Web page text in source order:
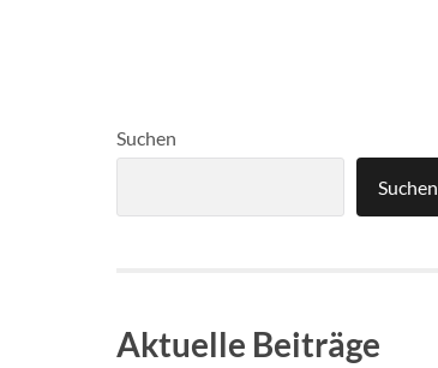
Suchen
Suchen
Aktuelle Beiträge